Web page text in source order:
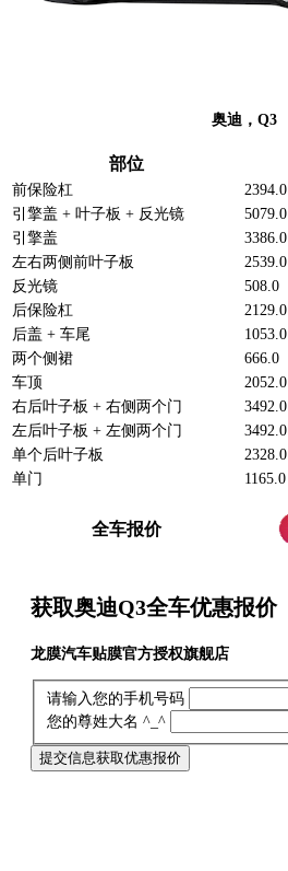
奥迪，Q3
部位
前保险杠
2394.0
引擎盖 + 叶子板 + 反光镜
5079.0
引擎盖
3386.0
左右两侧前叶子板
2539.0
反光镜
508.0
后保险杠
2129.0
后盖 + 车尾
1053.0
两个侧裙
666.0
车顶
2052.0
右后叶子板 + 右侧两个门
3492.0
左后叶子板 + 左侧两个门
3492.0
单个后叶子板
2328.0
单门
1165.0
全车报价
获取奥迪Q3全车优惠报价
龙膜汽车贴膜官方授权旗舰店
请输入您的手机号码
您的尊姓大名 ^_^
提交信息获取优惠报价